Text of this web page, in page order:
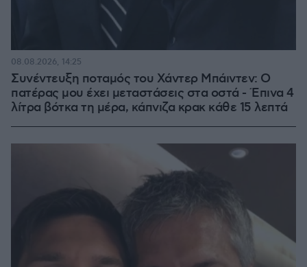
Συνέντευξη ποταμός του Χάντερ Μπάιντεν: Ο
πατέρας μου έχει μεταστάσεις στα οστά - Έπινα 4
λίτρα βότκα τη μέρα, κάπνιζα κρακ κάθε 15 λεπτά
08.08.2026, 14:25